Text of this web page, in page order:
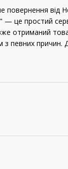
повернення від
— це простий
отриманий
з певних причин.